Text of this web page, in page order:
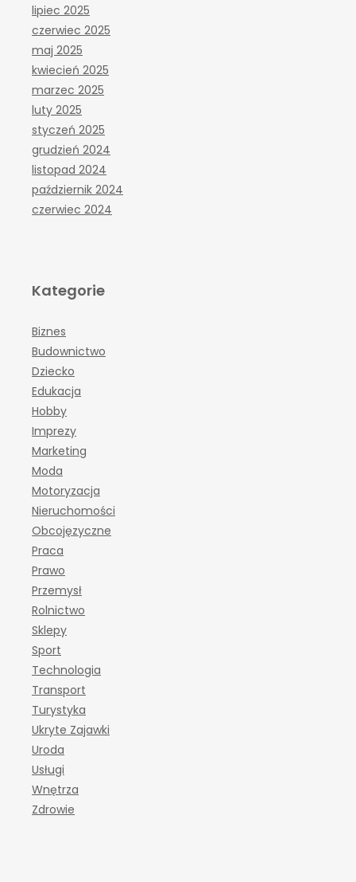
lipiec 2025
czerwiec 2025
maj 2025
kwiecień 2025
marzec 2025
luty 2025
styczeń 2025
grudzień 2024
listopad 2024
październik 2024
czerwiec 2024
Kategorie
Biznes
Budownictwo
Dziecko
Edukacja
Hobby
Imprezy
Marketing
Moda
Motoryzacja
Nieruchomości
Obcojęzyczne
Praca
Prawo
Przemysł
Rolnictwo
Sklepy
Sport
Technologia
Transport
Turystyka
Ukryte Zajawki
Uroda
Usługi
Wnętrza
Zdrowie